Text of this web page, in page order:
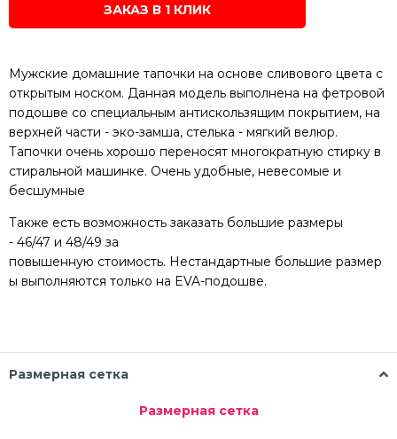
ЗАКАЗ В 1 КЛИК
Мужские домашние тапочки на основе сливового цвета с
открытым носком. Данная модель выполнена на фетровой
подошве со специальным антискользящим покрытием, на
верхней части - эко-замша, стелька - мягкий велюр.
Тапочки очень хорошо переносят многократную стирку в
стиральной машинке. Очень удобные, невесомые и
бесшумные
Также есть возможность заказать большие размеры
- 46/47 и 48/49 за
повышенную стоимость. Нестандартные большие размер
ы выполняются только на EVA-подошве.
Размерная сетка
Размерная сетка